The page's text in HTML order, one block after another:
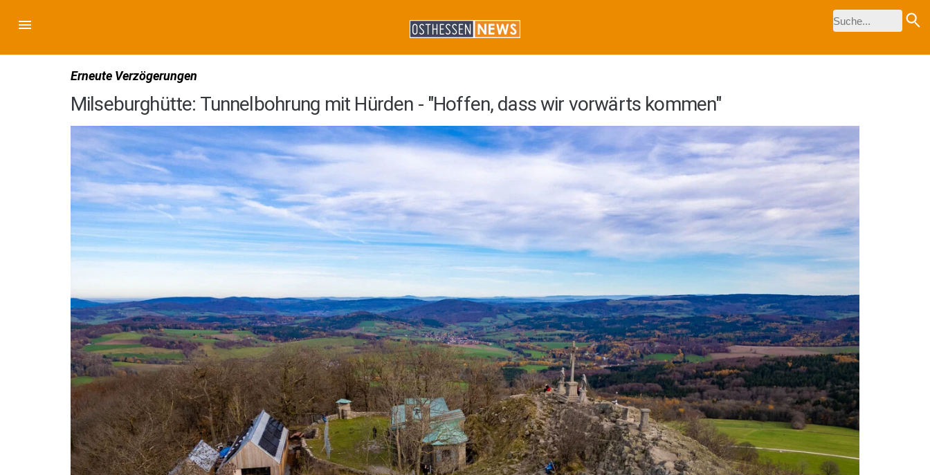
Erneute Verzögerungen
Milseburghütte: Tunnelbohrung mit Hürden - "Hoffen, dass wir vorwärts kommen"